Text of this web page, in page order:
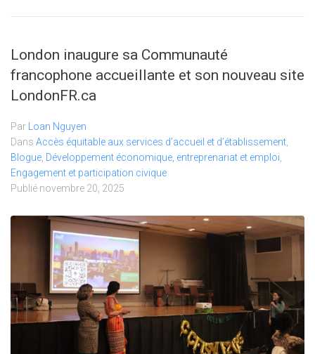
London inaugure sa Communauté
francophone accueillante et son nouveau site
LondonFR.ca
Par
Loan Nguyen
Dans Accès équitable aux services d’accueil et d’établissement
Blogue Développement économique, entreprenariat et emploi
Engagement et participation civique
Publié novembre 20, 2025